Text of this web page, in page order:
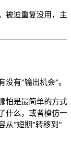
被迫重复没用，主
有”输出机会”。
怕是最简单的方式
什么，或者模仿一
”短期”转移到”